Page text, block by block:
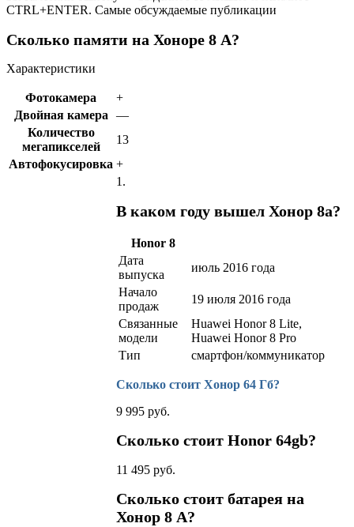
CTRL+ENTER. Самые обсуждаемые публикации
Сколько памяти на Хоноре 8 А?
Характеристики
Фотокамера
+
Двойная камера
—
Количество
мегапикселей
13
Автофокусировка +
1.
В каком году вышел Хонор 8а?
Honor 8
Дата
выпуска
июль 2016 года
Начало
продаж
19 июля 2016 года
Связанные
модели
Huawei Honor 8 Lite,
Huawei Honor 8 Pro
Тип
смартфон/коммуникатор
Сколько стоит Хонор 64 Гб?
9 995 руб.
Сколько стоит Honor 64gb?
11 495 руб.
Сколько стоит батарея на
Хонор 8 А?